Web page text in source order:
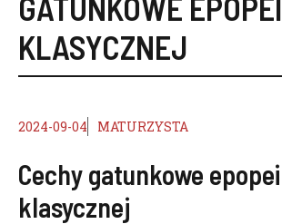
KLASYCZNEJ
2024-09-04 MATURZYSTA
Cechy gatunkowe epopei
klasycznej